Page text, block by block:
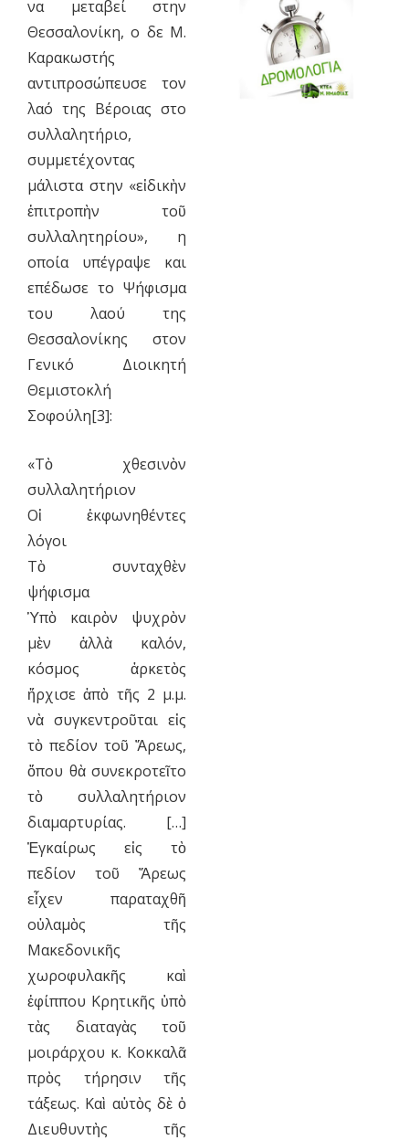
να μεταβεί στην
Θεσσαλονίκη, ο δε Μ.
Καρακωστής
αντιπροσώπευσε τον
λαό της Βέροιας στο
συλλαλητήριο,
συμμετέχοντας
μάλιστα στην «εἰδικὴν
ἐπιτροπὴν τοῦ
συλλαλητηρίου», η
οποία υπέγραψε και
επέδωσε το Ψήφισμα
του λαού της
Θεσσαλονίκης στον
Γενικό Διοικητή
Θεμιστοκλή
Σοφούλη[3]:
«Τὸ χθεσινὸν
συλλαλητήριον
Οἱ ἐκφωνηθέντες
λόγοι
Τὸ συνταχθὲν
ψήφισμα
Ὑπὸ καιρὸν ψυχρὸν
μὲν ἀλλὰ καλόν,
κόσμος ἀρκετὸς
ἤρχισε ἀπὸ τῆς 2 μ.μ.
νὰ συγκεντροῦται εἰς
τὸ πεδίον τοῦ Ἄρεως,
ὅπου θὰ συνεκροτεῖτο
τὸ συλλαλητήριον
διαμαρτυρίας. […]
Ἐγκαίρως εἰς τὸ
πεδίον τοῦ Ἄρεως
εἶχεν παραταχθῆ
οὐλαμὸς τῆς
Μακεδονικῆς
χωροφυλακῆς καὶ
ἐφίππου Κρητικῆς ὑπὸ
τὰς διαταγὰς τοῦ
μοιράρχου κ. Κοκκαλᾶ
πρὸς τήρησιν τῆς
τάξεως. Καὶ αὐτὸς δὲ ὁ
Διευθυντὴς τῆς